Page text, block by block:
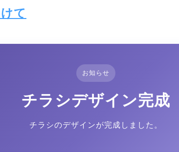
て
お知らせ
チラシデザイン完成
チラシのデザインが完成しました。